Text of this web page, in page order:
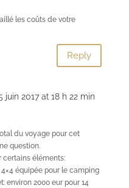
les coûts de votre
Reply
juin 2017 at 18 h 22 min
du voyage pour cet
question.
certains éléments:
équipée pour le camping
environ 2000 eur pour 14